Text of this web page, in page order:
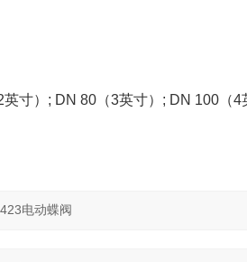
英寸） ; DN 80 （3英寸） ; DN 100 （4